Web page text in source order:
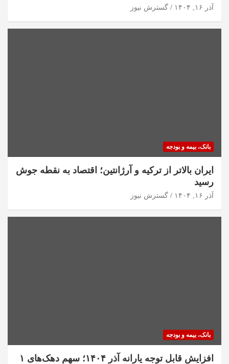
آذر ۱۶, ۱۴۰۴ گسترش نیوز
بانک، بیمه و بودجه
ایران بالاتر از ترکیه و آرژانتین؛ اقتصاد به نقطه جوش
رسید
آذر ۱۶, ۱۴۰۴ گسترش نیوز
بانک، بیمه و بودجه
افزایش قابل توجه یارانه آذر ۱۴۰۴؛ سهم دهک‌های ۱